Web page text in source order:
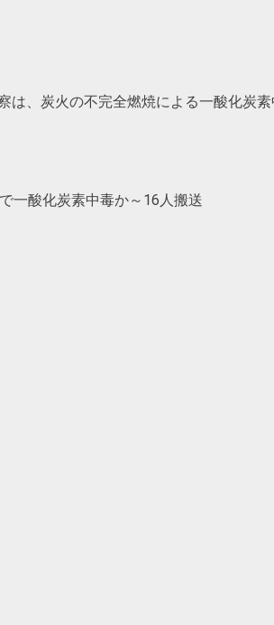
は、炭火の不完全燃焼による一酸化炭
一酸化炭素中毒か～16人搬送